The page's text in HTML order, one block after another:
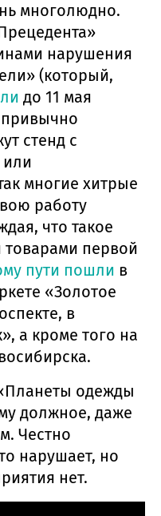
многолюдно.
нарушения
(который,
до 11 мая
стенд с
многие хитрые
работу
что такое
товарами первой
пути пошли в
«Золотое
в
а кроме того на
одежды
должное, даже
Честно
нарушает, но
нет.